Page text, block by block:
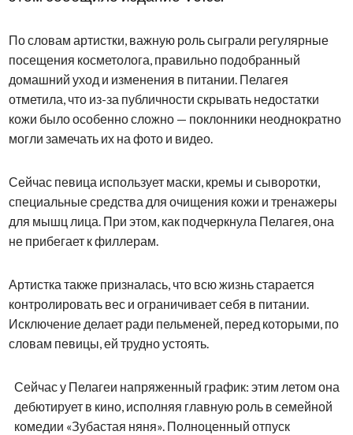
По словам артистки, важную роль сыграли регулярные
посещения косметолога, правильно подобранный
домашний уход и изменения в питании. Пелагея
отметила, что из-за публичности скрывать недостатки
кожи было особенно сложно — поклонники неоднократно
могли замечать их на фото и видео.
Сейчас певица использует маски, кремы и сыворотки,
специальные средства для очищения кожи и тренажеры
для мышц лица. При этом, как подчеркнула Пелагея, она
не прибегает к филлерам.
Артистка также призналась, что всю жизнь старается
контролировать вес и ограничивает себя в питании.
Исключение делает ради пельменей, перед которыми, по
словам певицы, ей трудно устоять.
Сейчас у Пелагеи напряженный график: этим летом она
дебютирует в кино, исполняя главную роль в семейной
комедии «Зубастая няня». Полноценный отпуск